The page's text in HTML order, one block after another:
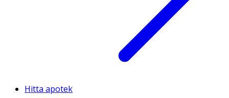
Hitta apotek